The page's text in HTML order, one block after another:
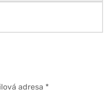
adresa *Povinné